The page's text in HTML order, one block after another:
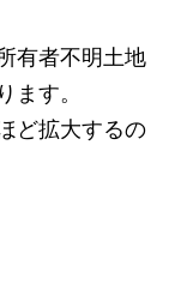
有者不明土地
ます。
ど拡大するの